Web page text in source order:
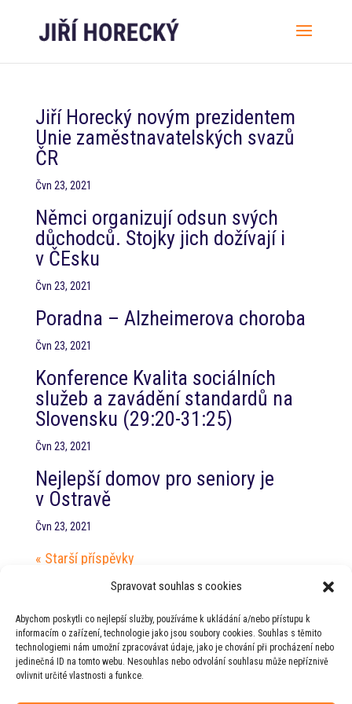
Spravovat souhlas s cookies
Abychom poskytli co nejlepší služby, používáme k ukládání a/nebo přístupu k
informacím o zařízení, technologie jako jsou soubory cookies. Souhlas s těmito
technologiemi nám umožní zpracovávat údaje, jako je chování při procházení nebo
jedinečná ID na tomto webu. Nesouhlas nebo odvolání souhlasu může nepříznivě
ovlivnit určité vlastnosti a funkce.
Jiří Horecký novým prezidentem
Unie zaměstnavatelských svazů
ČR
Čvn 23, 2021
Němci organizují odsun svých
důchodců. Stojky jich dožívají i
v ČEsku
Čvn 23, 2021
Poradna – Alzheimerova choroba
Čvn 23, 2021
Konference Kvalita sociálních
služeb a zavádění standardů na
Slovensku (29:20-31:25)
Čvn 23, 2021
Nejlepší domov pro seniory je
v Ostravě
Čvn 23, 2021
« Starší příspěvky
PT RHSD pro zdravotnictví
PT RHSD pro kulturní otázky
Rada vlády pro duševní zdraví